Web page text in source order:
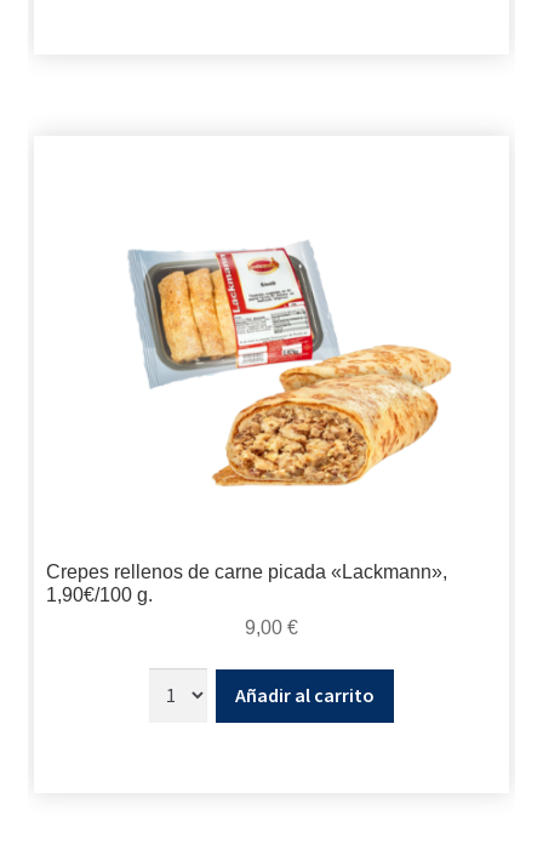
Crepes rellenos de carne picada «Lackmann»,
1,90€/100 g.
9,00 €
Añadir al carrito